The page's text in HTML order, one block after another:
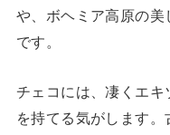
や、ボヘミア高原の
です。
チェコには、凄くエ
を持てる気がします